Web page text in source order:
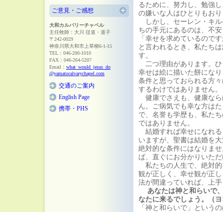
ご意見・ご感想
大和カルバリーチャペル
主任牧師：大川 従道・道子
〒242-0029
神奈川県大和市上草柳6-1-15
TEL：046-200-1010
FAX：046-264-5207
Email： what_would_jesus_do
@yamatocalvarychapel.com
交通のご案内
English Page
携帯・PHS
るために、努力し、勉強
の嫌いな人はひとりもお
しかし、セーレン・キル
ちの手元にあるのは、不
「幸せを求めているので
と言われるとき、私たち
す。
二つ理由があります。ひ
幸せは絵に描いた餅にな
条件と思っておられる方
するわけではありません。
健康でさえも、健康なら
ん。ご病気でも幸な方は
で、名誉も学歴も、私た
ではありません。
結婚すれば幸せになれる
いますが、聖書は結婚を
絶対的な条件にはなりま
ば、直ぐにお分かりいた
私たちの人生で、絶対的
観が正しく、幸せ観が正
法が間違っていれば、上
あなたは神と和らいで
なたに来るでしょう。（
「神と和らいで」という